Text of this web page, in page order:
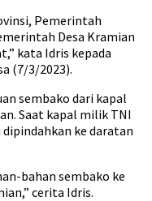
Pemerintah
Desa Kramian
kata Idris kepada
(7/3/2023).
sembako dari kapal
Saat kapal milik TNI
ke daratan
bahan sembako ke
cerita Idris.